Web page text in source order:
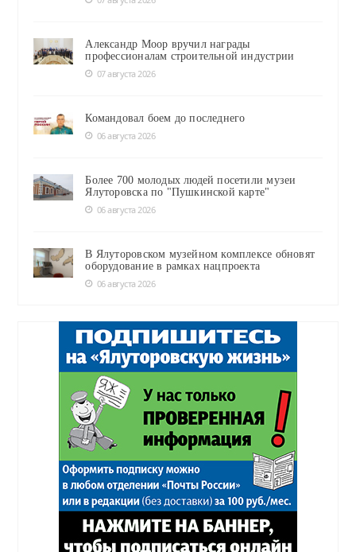
Александр Моор вручил награды
профессионалам строительной индустрии
07 августа 2026
Командовал боем до последнего
06 августа 2026
Более 700 молодых людей посетили музеи
Ялуторовска по "Пушкинской карте"
06 августа 2026
В Ялуторовском музейном комплексе обновят
оборудование в рамках нацпроекта
06 августа 2026